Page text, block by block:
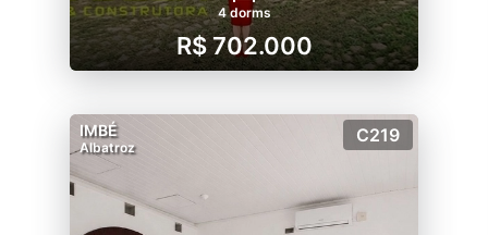
4 dorms
R$ 702.000
IMBÉ
Albatroz
C219